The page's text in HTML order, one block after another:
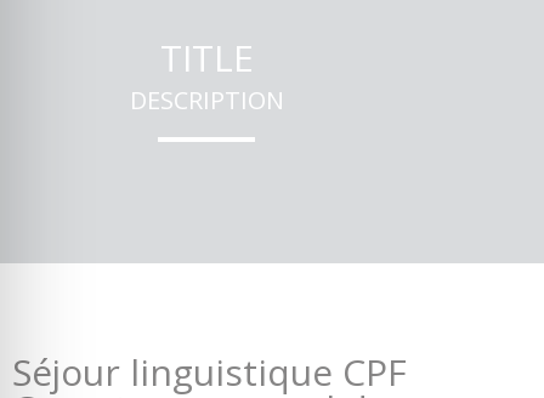
TITLE
DESCRIPTION
Séjour linguistique CPF